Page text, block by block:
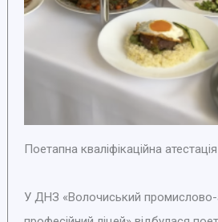
Поетапна кваліфікаційна
У ДНЗ «Волочиський промислово-